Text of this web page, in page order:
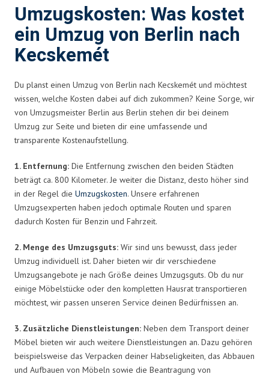
Umzugskosten: Was kostet
ein Umzug von Berlin nach
Kecskemét
Du planst einen Umzug von Berlin nach Kecskemét und möchtest
wissen, welche Kosten dabei auf dich zukommen? Keine Sorge, wir
von Umzugsmeister Berlin aus Berlin stehen dir bei deinem
Umzug zur Seite und bieten dir eine umfassende und
transparente Kostenaufstellung.
1. Entfernung: Die Entfernung zwischen den beiden Städten
beträgt ca. 800 Kilometer. Je weiter die Distanz, desto höher sind
in der Regel die Umzugskosten. Unsere erfahrenen
Umzugsexperten haben jedoch optimale Routen und sparen
dadurch Kosten für Benzin und Fahrzeit.
2. Menge des Umzugsguts: Wir sind uns bewusst, dass jeder
Umzug individuell ist. Daher bieten wir dir verschiedene
Umzugsangebote je nach Größe deines Umzugsguts. Ob du nur
einige Möbelstücke oder den kompletten Hausrat transportieren
möchtest, wir passen unseren Service deinen Bedürfnissen an.
3. Zusätzliche Dienstleistungen: Neben dem Transport deiner
Möbel bieten wir auch weitere Dienstleistungen an. Dazu gehören
beispielsweise das Verpacken deiner Habseligkeiten, das Abbauen
und Aufbauen von Möbeln sowie die Beantragung von